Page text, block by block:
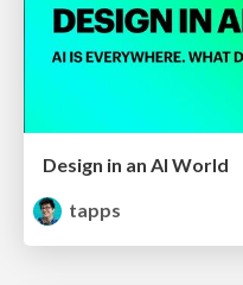
Design in an AI World
tapps